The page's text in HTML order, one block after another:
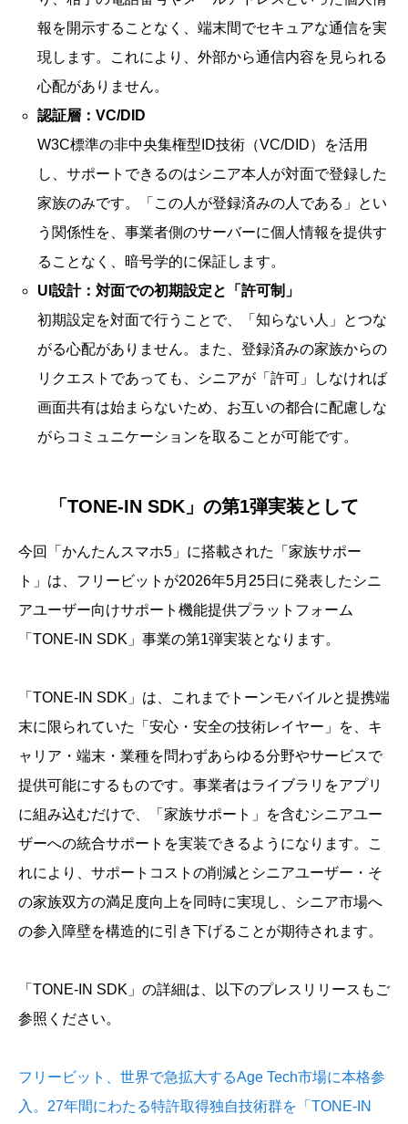
報を開示することなく、端末間でセキュアな通信を実
現します。これにより、外部から通信内容を見られる
心配がありません。
認証層：VC/DID
W3C標準の非中央集権型ID技術（VC/DID）を活用
し、サポートできるのはシニア本人が対面で登録した
家族のみです。「この人が登録済みの人である」とい
う関係性を、事業者側のサーバーに個人情報を提供す
ることなく、暗号学的に保証します。
UI設計：対面での初期設定と「許可制」
初期設定を対面で行うことで、「知らない人」とつな
がる心配がありません。また、登録済みの家族からの
リクエストであっても、シニアが「許可」しなければ
画面共有は始まらないため、お互いの都合に配慮しな
がらコミュニケーションを取ることが可能です。
「TONE-IN SDK」の第1弾実装として
今回「かんたんスマホ5」に搭載された「家族サポー
ト」は、フリービットが2026年5月25日に発表したシニ
アユーザー向けサポート機能提供プラットフォーム
「TONE-IN SDK」事業の第1弾実装となります。
「TONE-IN SDK」は、これまでトーンモバイルと提携端
末に限られていた「安心・安全の技術レイヤー」を、キ
ャリア・端末・業種を問わずあらゆる分野やサービスで
提供可能にするものです。事業者はライブラリをアプリ
に組み込むだけで、「家族サポート」を含むシニアユー
ザーへの統合サポートを実装できるようになります。こ
れにより、サポートコストの削減とシニアユーザー・そ
の家族双方の満足度向上を同時に実現し、シニア市場へ
の参入障壁を構造的に引き下げることが期待されます。
「TONE-IN SDK」の詳細は、以下のプレスリリースもご
参照ください。
フリービット、世界で急拡大するAge Tech市場に本格参
入。27年間にわたる特許取得独自技術群を「TONE-IN